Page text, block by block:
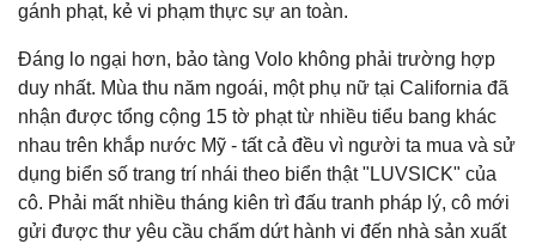
gánh phạt, kẻ vi phạm thực sự an toàn.
Đáng lo ngại hơn, bảo tàng Volo không phải trường hợp
duy nhất. Mùa thu năm ngoái, một phụ nữ tại California đã
nhận được tổng cộng 15 tờ phạt từ nhiều tiểu bang khác
nhau trên khắp nước Mỹ - tất cả đều vì người ta mua và sử
dụng biển số trang trí nhái theo biển thật "LUVSICK" của
cô. Phải mất nhiều tháng kiên trì đấu tranh pháp lý, cô mới
gửi được thư yêu cầu chấm dứt hành vi đến nhà sản xuất